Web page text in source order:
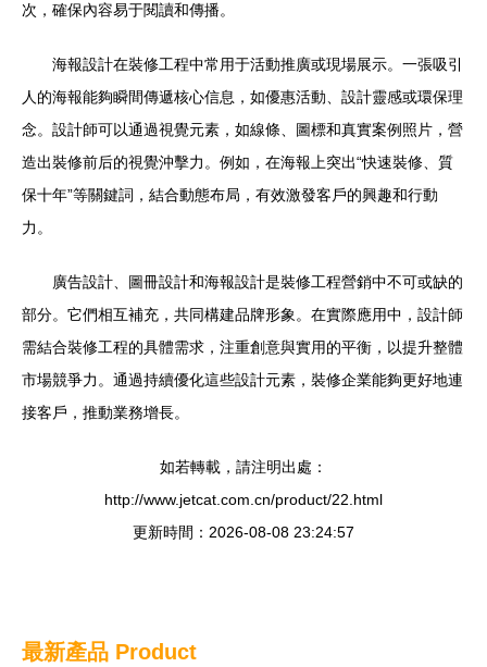
次，確保內容易于閱讀和傳播。
海報設計在裝修工程中常用于活動推廣或現場展示。一張吸引
人的海報能夠瞬間傳遞核心信息，如優惠活動、設計靈感或環保理
念。設計師可以通過視覺元素，如線條、圖標和真實案例照片，營
造出裝修前后的視覺沖擊力。例如，在海報上突出“快速裝修、質
保十年”等關鍵詞，結合動態布局，有效激發客戶的興趣和行動
力。
廣告設計、圖冊設計和海報設計是裝修工程營銷中不可或缺的
部分。它們相互補充，共同構建品牌形象。在實際應用中，設計師
需結合裝修工程的具體需求，注重創意與實用的平衡，以提升整體
市場競爭力。通過持續優化這些設計元素，裝修企業能夠更好地連
接客戶，推動業務增長。
如若轉載，請注明出處：
http://www.jetcat.com.cn/product/22.html
更新時間：2026-08-08 23:24:57
最新產品 Product